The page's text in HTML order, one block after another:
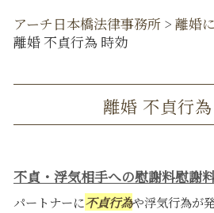
アーチ日本橋法律事務所 > 離婚
離婚 不貞行為 時効
離婚 不貞行
不貞・浮気相手への慰謝料慰謝
パートナーに不貞行為や浮気行為が